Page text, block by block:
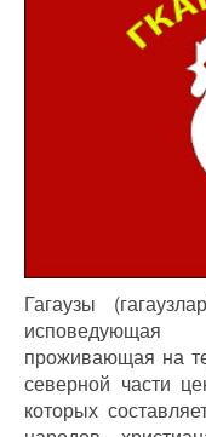
Гагаузы
исповедующая
проживающая на
северной части
которых